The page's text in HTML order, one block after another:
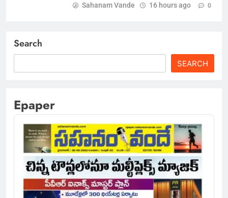
Sahanam Vande 16 hours ago 0
Search
SEARCH
Epaper